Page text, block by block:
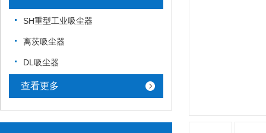
SH重型工业吸尘器
离茨吸尘器
DL吸尘器
查看更多